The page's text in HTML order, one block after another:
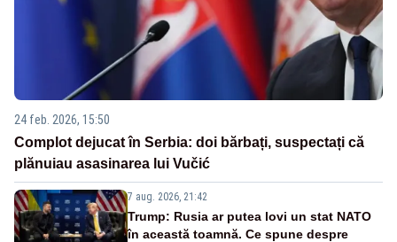
24 feb. 2026, 15:50
Complot dejucat în Serbia: doi bărbați, suspectați că
plănuiau asasinarea lui Vučić
7 aug. 2026, 21:42
Trump: Rusia ar putea lovi un stat NATO
în această toamnă. Ce spune despre